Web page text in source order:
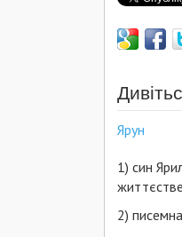
Ярун
1) син
2)